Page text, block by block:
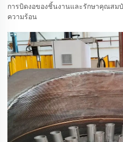
การบิดงอของชิ้นงานและรักษาคุณสม
ความร้อน